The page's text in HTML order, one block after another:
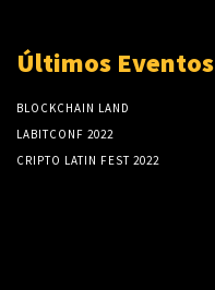
Últimos Eventos
BLOCKCHAIN LAND
LABITCONF 2022
CRIPTO LATIN FEST 2022